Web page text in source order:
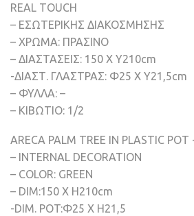
REAL TOUCH
– ΕΣΩΤΕΡΙΚΗΣ ΔΙΑΚΟΣΜΗΣΗΣ
– ΧΡΩΜΑ: ΠΡΑΣΙΝΟ
– ΔΙΑΣΤΑΣΕΙΣ: 150 Χ Υ210cm
-ΔΙΑΣΤ. ΓΛΑΣΤΡΑΣ: Φ25 X Υ21,5cm
– ΦΥΛΛΑ: –
– ΚΙΒΩΤΙΟ: 1/2
ARECA PALM TREE IN PLASTIC POT
– INTERNAL DECORATION
– COLOR: GREEN
– DIM:150 Χ Η210cm
-DIM. POT:Φ25 X H21,5